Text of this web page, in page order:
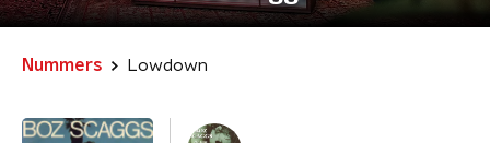
Nummers Lowdown